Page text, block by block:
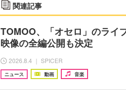
関連記事
TOMOO、「オセロ」のラ
映像の全編公開も決定
2026.8.4 ｜ SPICER
ニュース 動画 音楽